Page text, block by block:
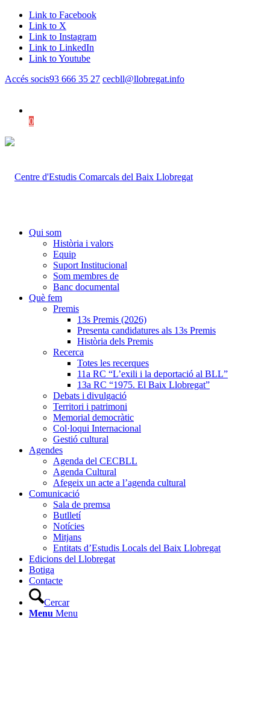
Link to Facebook
Link to X
Link to Instagram
Link to LinkedIn
Link to Youtube
Accés socis93 666 35 27 cecbll@llobregat.info
0
Qui som
Història i valors
Equip
Suport Institucional
Som membres de
Banc documental
Què fem
Premis
13s Premis (2026)
Presenta candidatures als 13s Premis
Història dels Premis
Recerca
Totes les recerques
11a RC “L’exili i la deportació al BLL”
13a RC “1975. El Baix Llobregat”
Debats i divulgació
Territori i patrimoni
Memorial democràtic
Col·loqui Internacional
Gestió cultural
Agendes
Agenda del CECBLL
Agenda Cultural
Afegeix un acte a l’agenda cultural
Comunicació
Sala de premsa
Butlletí
Notícies
Mitjans
Entitats d’Estudis Locals del Baix Llobregat
Edicions del Llobregat
Botiga
Contacte
Cercar
Menu Menu